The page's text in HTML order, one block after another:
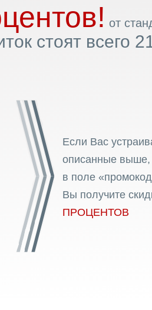
от
стоят всего
Если Вас
описанные выше,
в поле
Вы получите
ПРОЦЕНТОВ